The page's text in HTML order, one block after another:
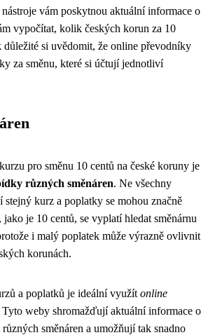
vám poskytnou aktuální informace o
vypočítat, kolik českých korun za 10
důležité si uvědomit, že online převodníky
za směnu, které si účtují jednotliví
pro směnu 10 centů na české koruny je
různých směnáren. Ne všechny
stejný kurz a poplatky se mohou značně
je 10 centů, se vyplatí hledat směnárnu
i malý poplatek může výrazně ovlivnit
korunách.
a poplatků je ideální využít online
Tyto weby shromažďují aktuální informace o
směnáren a umožňují tak snadno